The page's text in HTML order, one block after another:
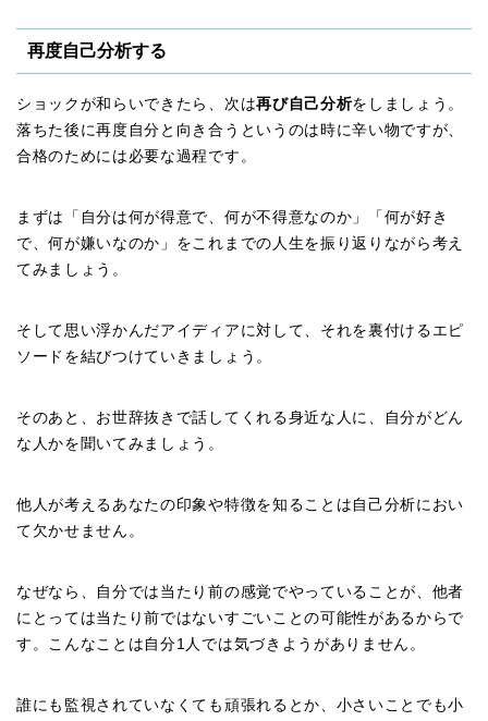
再度自己分析する
ショックが和らいできたら、次は再び自己分析をしましょう。
落ちた後に再度自分と向き合うというのは時に辛い物ですが、
合格のためには必要な過程です。
まずは「自分は何が得意で、何が不得意なのか」「何が好き
で、何が嫌いなのか」をこれまでの人生を振り返りながら考え
てみましょう。
そして思い浮かんだアイディアに対して、それを裏付けるエピ
ソードを結びつけていきましょう。
そのあと、お世辞抜きで話してくれる身近な人に、自分がどん
な人かを聞いてみましょう。
他人が考えるあなたの印象や特徴を知ることは自己分析におい
て欠かせません。
なぜなら、自分では当たり前の感覚でやっていることが、他者
にとっては当たり前ではないすごいことの可能性があるからで
す。こんなことは自分1人では気づきようがありません。
誰にも監視されていなくても頑張れるとか、小さいことでも小